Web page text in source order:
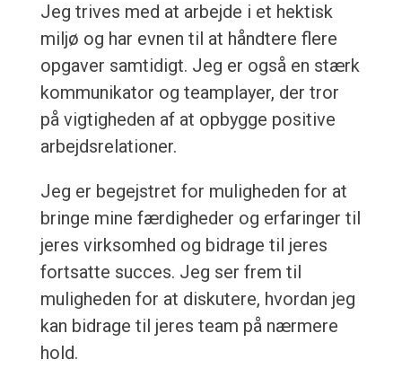
Jeg trives med at arbejde i et hektisk
miljø og har evnen til at håndtere flere
opgaver samtidigt. Jeg er også en stærk
kommunikator og teamplayer, der tror
på vigtigheden af at opbygge positive
arbejdsrelationer.
Jeg er begejstret for muligheden for at
bringe mine færdigheder og erfaringer til
jeres virksomhed og bidrage til jeres
fortsatte succes. Jeg ser frem til
muligheden for at diskutere, hvordan jeg
kan bidrage til jeres team på nærmere
hold.